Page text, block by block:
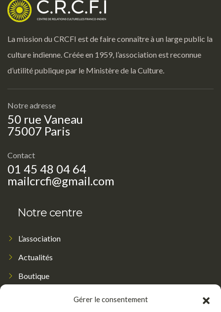
Gérer le consentement
La mission du CRCFI est de faire connaître à un large public la
culture indienne. Créée en 1959, l’association est reconnue
d’utilité publique par le Ministère de la Culture.
Notre adresse
50 rue Vaneau
75007 Paris
Contact
01 45 48 04 64
mailcrcfi@gmail.com
Notre centre
L’association
Actualités
Boutique